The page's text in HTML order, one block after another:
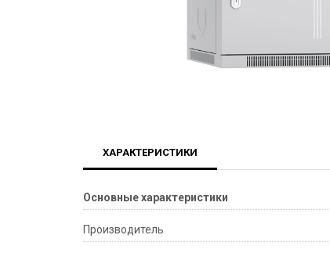
ХАРАКТЕРИСТИКИ
Основные характеристики
Производитель